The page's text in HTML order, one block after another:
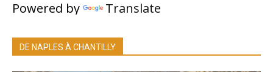
Powered by Translate
DE NAPLES À CHANTILLY